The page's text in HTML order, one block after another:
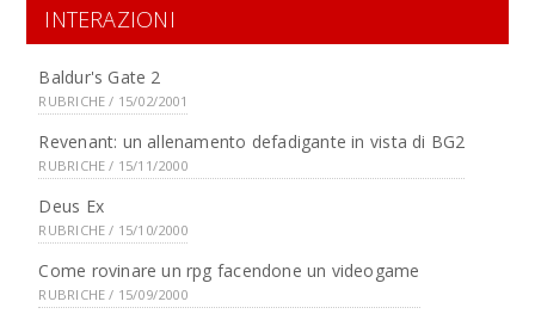
INTERAZIONI
Baldur's Gate 2
RUBRICHE / 15/02/2001
Revenant: un allenamento defadigante in vista di BG2
RUBRICHE / 15/11/2000
Deus Ex
RUBRICHE / 15/10/2000
Come rovinare un rpg facendone un videogame
RUBRICHE / 15/09/2000